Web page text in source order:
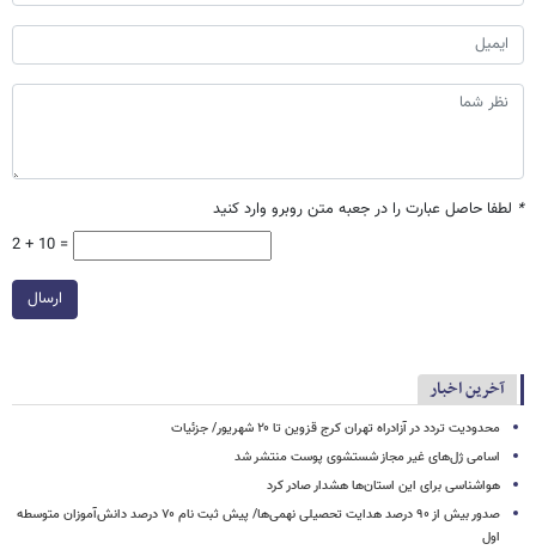
* لطفا حاصل عبارت را در جعبه متن روبرو وارد کنید
2 + 10 =
ارسال
آخرین اخبار
محدودیت تردد در آزادراه تهران کرج قزوین تا ۲۰ شهریور/ جزئیات
اسامی ژل‌های غیر مجاز شستشوی پوست منتشر شد
هواشناسی برای این استان‌ها هشدار صادر کرد
صدور بیش از ۹۰ درصد هدایت تحصیلی نهمی‌ها/ پیش ثبت نام ۷۰ درصد دانش‌آموزان متوسطه
اول